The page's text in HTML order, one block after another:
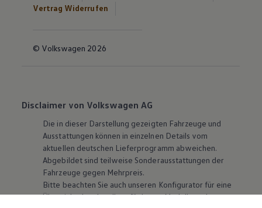
Vertrag Widerrufen
© Volkswagen 2026
Disclaimer von Volkswagen AG
Die in dieser Darstellung gezeigten Fahrzeuge und
Ausstattungen können in einzelnen Details vom
aktuellen deutschen Lieferprogramm abweichen.
Abgebildet sind teilweise Sonderausstattungen der
Fahrzeuge gegen Mehrpreis.
Bitte beachten Sie auch unseren Konfigurator für eine
Übersicht der aktuell verfügbaren Modelle und